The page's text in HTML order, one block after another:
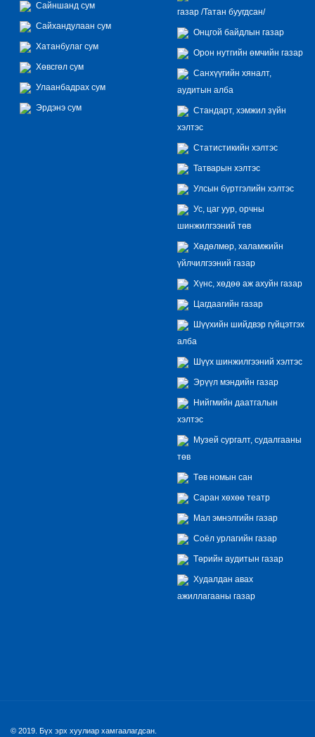
Сайншанд сум
Сайхандулаан сум
Хатанбулаг сум
Хөвсгөл сум
Улаанбадрах сум
Эрдэнэ сум
газар /Татан буугдсан/
Онцгой байдлын газар
Орон нутгийн өмчийн газар
Санхүүгийн хяналт,
аудитын алба
Стандарт, хэмжил зүйн
хэлтэс
Статистикийн хэлтэс
Татварын хэлтэс
Улсын бүртгэлийн хэлтэс
Ус, цаг уур, орчны
шинжилгээний төв
Хөдөлмөр, халамжийн
үйлчилгээний газар
Хүнс, хөдөө аж ахуйн газар
Цагдаагийн газар
Шүүхийн шийдвэр гүйцэтгэх
алба
Шүүх шинжилгээний хэлтэс
Эрүүл мэндийн газар
Нийгмийн даатгалын
хэлтэс
Музей сургалт, судалгааны
төв
Төв номын сан
Саран хөхөө театр
Мал эмнэлгийн газар
Соёл урлагийн газар
Төрийн аудитын газар
Худалдан авах
ажиллагааны газар
© 2019. Бүх эрх хуулиар хамгаалагдсан.